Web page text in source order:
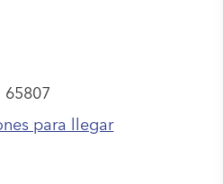
65807
para llegar